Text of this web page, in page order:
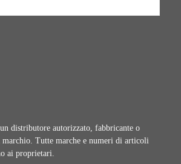
distributore autorizzato, fabbricante o
marchio. Tutte marche e numeri di articoli
ai proprietari.